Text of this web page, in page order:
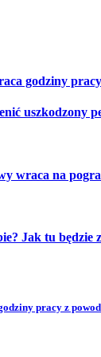
godziny
uszkodzony
wraca na
Jak tu będzie
pracy z